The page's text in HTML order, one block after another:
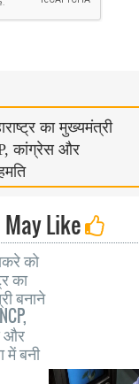
का मुख्यमंत्री
कांग्रेस और
Like
को
का
बनाने
और
में बनी